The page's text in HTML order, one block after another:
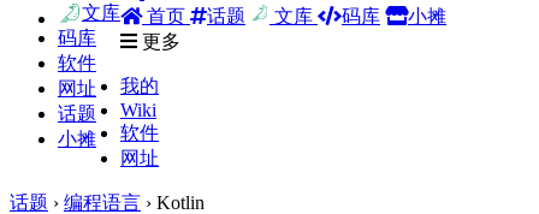
文库
码库
软件
网址
话题
小摊
首页 话题 文库 码库
小摊
更多
我的
Wiki
软件
网址
话题 › 编程语言 › Kotlin